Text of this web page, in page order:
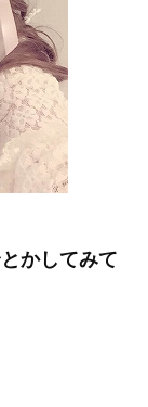
かしてみて